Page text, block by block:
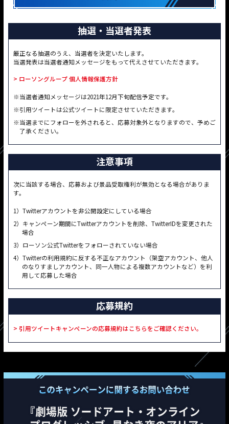
抽選・当選者発表
厳正なる抽選のうえ、当選者を決定いたします。
当選発表は当選者通知メッセージをもって代えさせていただきます。
> ローソングループ 個人情報保護方針
※当選者通知メッセージは2021年12月下旬配信予定です。
※引用ツイートは公式ツイートに限定させていただきます。
※当選までにフォローを外されると、応募対象外となりますので、予めご
了承ください。
注意事項
次に当該する場合、応募および景品受取権利が無効となる場合がありま
す。
1）Twitterアカウントを非公開設定にしている場合
2）キャンペーン期間にTwitterアカウントを削除、TwitterIDを変更された
場合
3）ローソン公式Twitterをフォローされていない場合
4）Twitterの利用規約に反する不正なアカウント（架空アカウント、他人
のなりすましアカウント、同一人物による複数アカウントなど）を利
用して応募した場合
応募規約
> 引用ツイートキャンペーンの応募規約はこちらをご確認ください。